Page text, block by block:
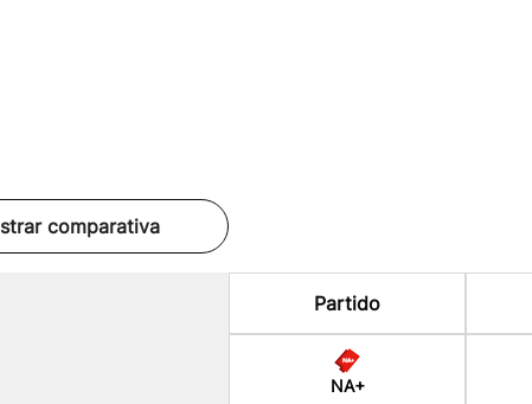
comparativa
Partido
NA+